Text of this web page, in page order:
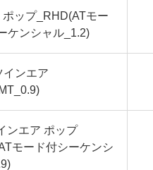
ポップ_RHD(ATモー
ケンシャル_1.2)
インエア
ンエア ポップ
モード付シーケンシ